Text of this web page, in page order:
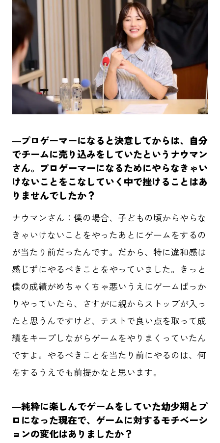
―プロゲーマーになると決意してからは、自分
でチームに売り込みをしていたというナウマン
さん。プロゲーマーになるためにやらなきゃい
けないことをこなしていく中で挫けることはあ
りませんでしたか？
ナウマンさん：僕の場合、子どもの頃からやらな
きゃいけないことをやったあとにゲームをするの
が当たり前だったんです。だから、特に違和感は
感じずにやるべきことをやっていました。きっと
僕の成績がめちゃくちゃ悪いうえにゲームばっか
りやっていたら、さすがに親からストップが入っ
たと思うんですけど、テストで良い点を取って成
績をキープしながらゲームをやりまくっていたん
ですよ。やるべきことを当たり前にやるのは、何
をするうえでも前提かなと思います。
―純粋に楽しんでゲームをしていた幼少期とプ
ロになった現在で、ゲームに対するモチベーシ
ョンの変化はありましたか？